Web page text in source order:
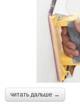
читать дальше →